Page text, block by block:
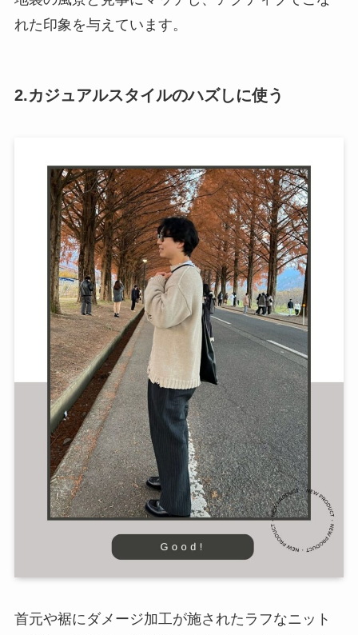
れた印象を与えています。
2.カジュアルスタイルのハズしに使う
首元や裾にダメージ加工が施されたラフなニット